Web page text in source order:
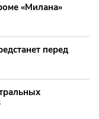
«Милана»
перед